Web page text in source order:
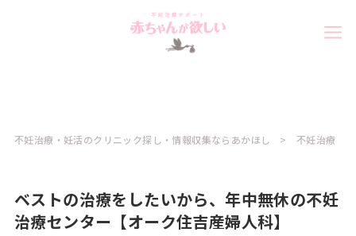
不妊治療・妊活のクリニック探し・情報収集ならあかほし 不妊治療
ベストの治療をしたいから、年中無休の不妊
治療センター【オーク住吉産婦人科】